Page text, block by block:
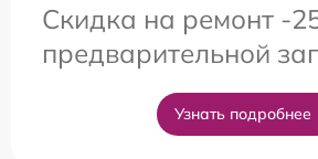
Скидка на ремонт -
предварительной
Узнать подробнее